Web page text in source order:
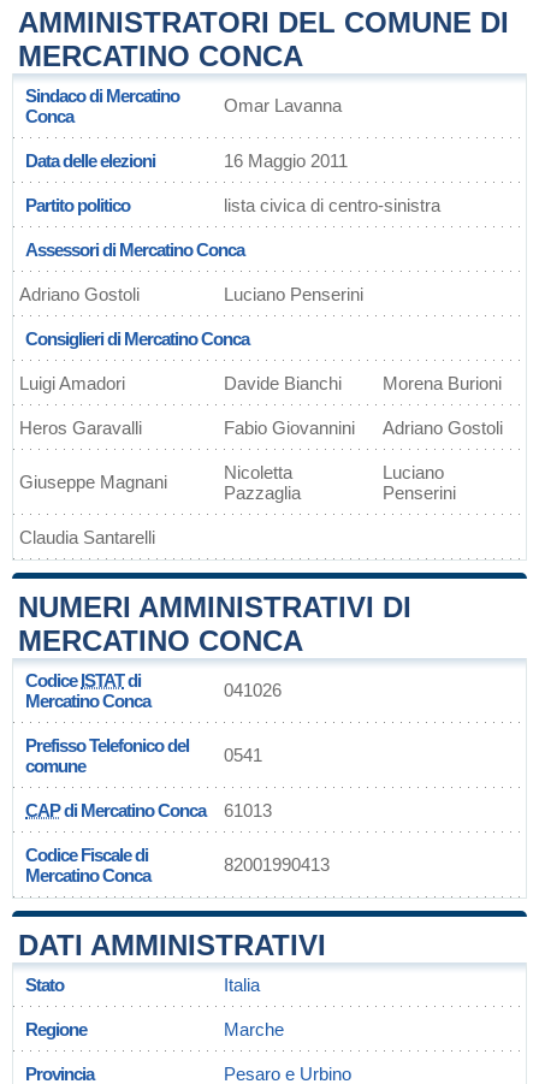
AMMINISTRATORI DEL COMUNE DI
MERCATINO CONCA
Sindaco di Mercatino
Conca
Omar Lavanna
Data delle elezioni 16 Maggio 2011
Partito politico lista civica di centro-sinistra
Assessori di Mercatino Conca
Adriano Gostoli Luciano Penserini
Consiglieri di Mercatino Conca
Luigi Amadori Davide Bianchi Morena Burioni
Heros Garavalli Fabio Giovannini Adriano Gostoli
Giuseppe Magnani
Nicoletta
Pazzaglia
Luciano
Penserini
Claudia Santarelli
NUMERI AMMINISTRATIVI DI
MERCATINO CONCA
CodiceISTATdi
Mercatino Conca
041026
Prefisso Telefonico del
comune
0541
CAPdi Mercatino Conca 61013
Codice Fiscale di
Mercatino Conca
82001990413
DATI AMMINISTRATIVI
Stato Italia
Regione Marche
Provincia Pesaro e Urbino